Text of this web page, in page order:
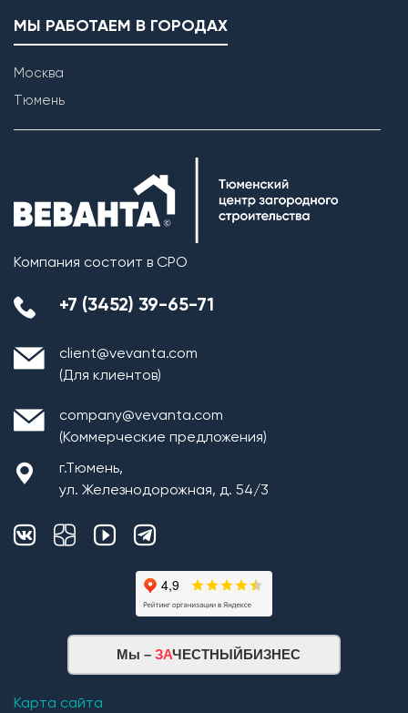
МЫ РАБОТАЕМ В ГОРОДАХ
Москва
Тюмень
Компания состоит в СРО
+7 (3452) 39-65-71
client@vevanta.com
(Для клиентов)
company@vevanta.com
(Коммерческие предложения)
г.Тюмень,
ул. Железнодорожная, д. 54/3
Мы – ЗАЧЕСТНЫЙБИЗНЕС
Карта сайта